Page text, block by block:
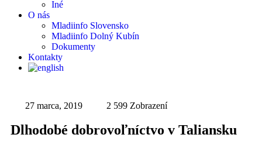
Iné
O nás
Mladiinfo Slovensko
Mladiinfo Dolný Kubín
Dokumenty
Kontakty
27 marca, 2019 2 599 Zobrazení
Dlhodobé dobrovoľníctvo v Taliansku